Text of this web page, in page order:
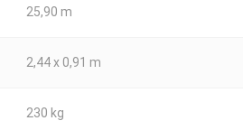
25,90 m
2,44 x 0,91 m
230 kg